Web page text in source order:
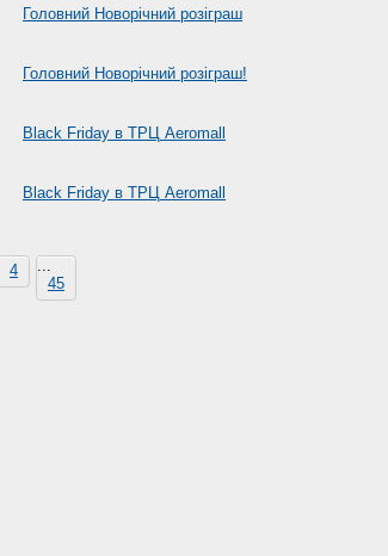
Головний Новорічний розіграш
Головний Новорічний розіграш!
Black Friday в ТРЦ Aeromall
Black Friday в ТРЦ Aeromall
4
...
45